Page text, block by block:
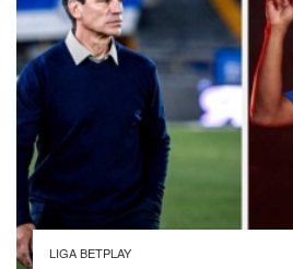
LIGA BETPLAY